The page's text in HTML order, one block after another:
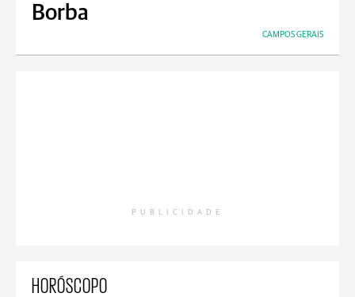
Borba
CAMPOS GERAIS
PUBLICIDADE
HORÓSCOPO